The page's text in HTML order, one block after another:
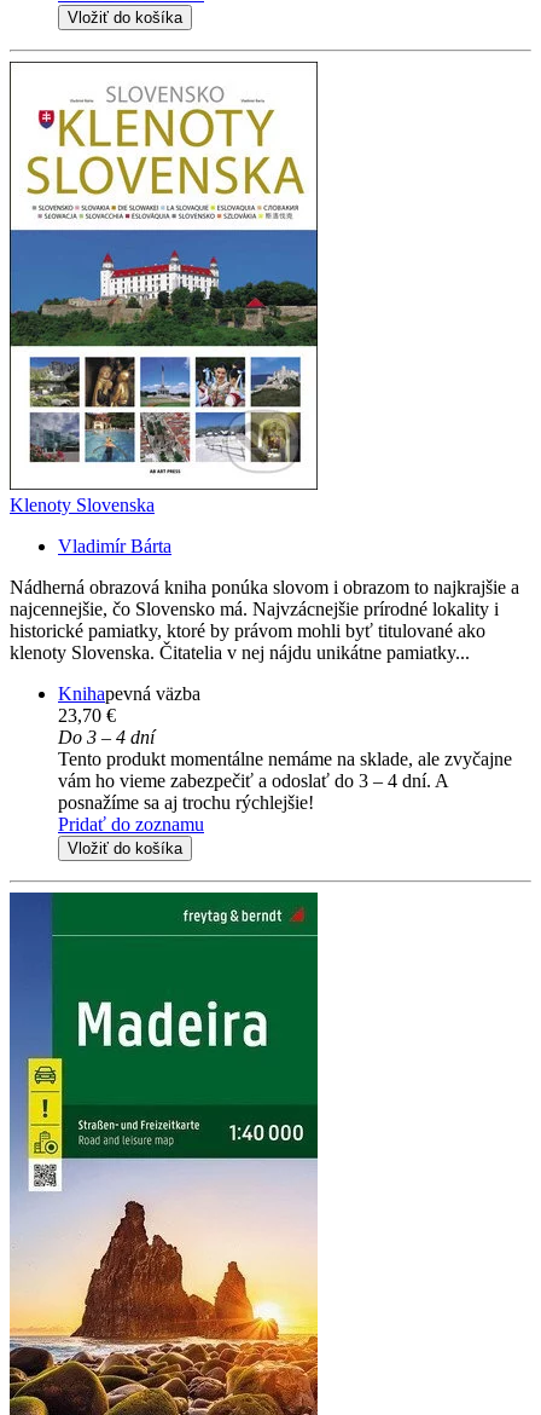
Vložiť do košíka
Klenoty Slovenska
Vladimír Bárta
Nádherná obrazová kniha ponúka slovom i obrazom to najkrajšie a
najcennejšie, čo Slovensko má. Najvzácnejšie prírodné lokality i
historické pamiatky, ktoré by právom mohli byť titulované ako
klenoty Slovenska. Čitatelia v nej nájdu unikátne pamiatky...
Knihapevná väzba
23,70 €
Do 3 – 4 dní
Tento produkt momentálne nemáme na sklade, ale zvyčajne
vám ho vieme zabezpečiť a odoslať do 3 – 4 dní. A
posnažíme sa aj trochu rýchlejšie!
Pridať do zoznamu
Vložiť do košíka